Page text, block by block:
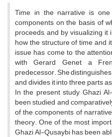
Time in the narrative is
components on the basis of
proceeds, and by visualizing
how the structure of time and
issue has come to the
with Gerard Genet, a
predecessor. She
and divides it into three parts
In the present study, Ghazi
been studied and
of the components of
theory. One of the most
Ghazi Al-Qusaybi has been